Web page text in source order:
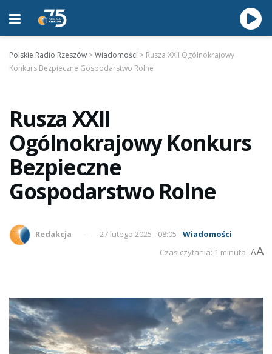
Polskie Radio Rzeszów >Wiadomości > Rusza XXII Ogólnokrajowy
Konkurs Bezpieczne Gospodarstwo Rolne
Rusza XXII
Ogólnokrajowy Konkurs
Bezpieczne
Gospodarstwo Rolne
Redakcja 27 lutego 2025 - 08:05
Wiadomości
Czas czytania: 1 minuta AA